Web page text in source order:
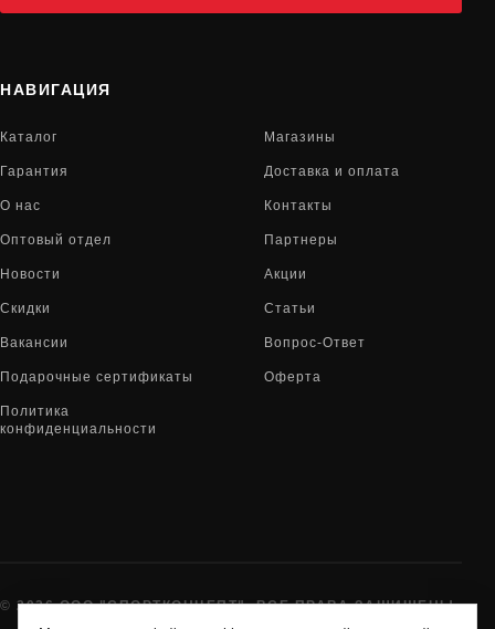
НАВИГАЦИЯ
Каталог Магазины
Гарантия Доставка и оплата
О нас Контакты
Оптовый отдел Партнеры
Новости Акции
Скидки Статьи
Вакансии Вопрос-Ответ
Подарочные сертификаты Оферта
Политика
конфиденциальности
© 2026 ООО "СПОРТКОНЦЕПТ". ВСЕ ПРАВА ЗАЩИЩЕНЫ